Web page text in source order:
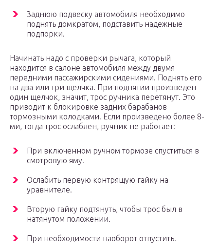
Заднюю подвеску автомобиля необходимо
поднять домкратом, подставить надежные
подпорки.
Начинать надо с проверки рычага, который
находится в салоне автомобиля между двумя
передними пассажирскими сидениями. Поднять его
на два или три щелчка. При поднятии произведен
один щелчок, значит, трос ручника перетянут. Это
приводит к блокировке задних барабанов
тормозными колодками. Если произведено более 8-
ми, тогда трос ослаблен, ручник не работает:
При включенном ручном тормозе спуститься в
смотровую яму.
Ослабить первую контрящую гайку на
уравнителе.
Вторую гайку подтянуть, чтобы трос был в
натянутом положении.
При необходимости наоборот отпустить.